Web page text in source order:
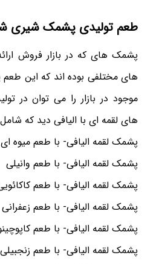
طعم تولیدی پشمک شیری
پشمک های که در بازار فروش
های مختلفی بوده اند که این
موجود در بازار را می توان در
های لقمه ای با الیافی دید که
پشمک لقمه الیافی- با طعم میوه ای
پشمک لقمه الیافی- با طعم وانیلی
پشمک لقمه الیافی- با طعم
پشمک لقمه الیافی- با طعم زعفرانی
پشمک لقمه الیافی- با طعم
پشمک لقمه الیافی- با طعم زنجبیلی